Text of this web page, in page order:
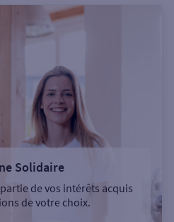
Solidaire
de vos intérêts acquis
de votre choix.